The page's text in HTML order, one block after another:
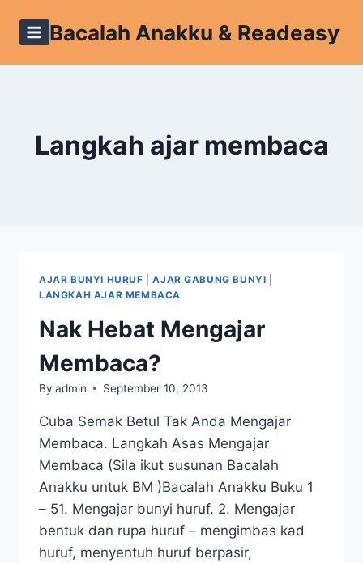
Bacalah Anakku & Readeasy
Langkah ajar membaca
AJAR BUNYI HURUF |AJAR GABUNG BUNYI
LANGKAH AJAR MEMBACA
Nak Hebat Mengajar
Membaca?
By admin September 10, 2013
Cuba Semak Betul Tak Anda Mengajar
Membaca. Langkah Asas Mengajar
Membaca (Sila ikut susunan Bacalah
Anakku untuk BM )Bacalah Anakku Buku 1
– 51. Mengajar bunyi huruf. 2. Mengajar
bentuk dan rupa huruf – mengimbas kad
huruf, menyentuh huruf berpasir,